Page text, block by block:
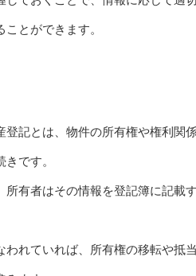
とができます。
登記とは、物件の所有権や権利関
です。
所有者はその情報を登記簿に記載
われていれば、所有権の移転や抵